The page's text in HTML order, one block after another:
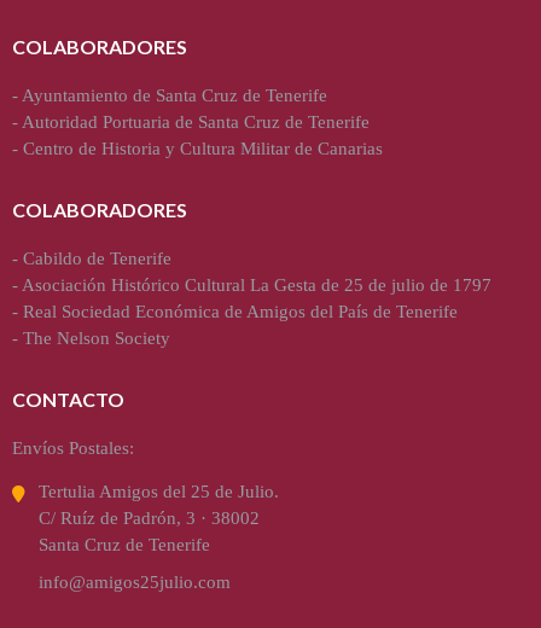
COLABORADORES
- Ayuntamiento de Santa Cruz de Tenerife
- Autoridad Portuaria de Santa Cruz de Tenerife
- Centro de Historia y Cultura Militar de Canarias
COLABORADORES
- Cabildo de Tenerife
- Asociación Histórico Cultural La Gesta de 25 de julio de 1797
- Real Sociedad Económica de Amigos del País de Tenerife
- The Nelson Society
CONTACTO
Envíos Postales:
Tertulia Amigos del 25 de Julio.
C/ Ruíz de Padrón, 3 · 38002
Santa Cruz de Tenerife
info@amigos25julio.com